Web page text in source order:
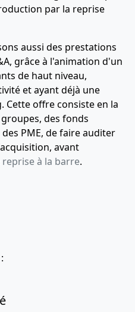
par la reprise
aussi des prestations
grâce à l'animation d'un
de haut niveau,
et ayant déjà une
Cette offre consiste en la
des fonds
PME, de faire auditer
avant
à la barre.